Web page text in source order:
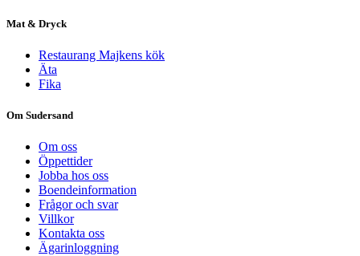
Mat & Dryck
Restaurang Majkens kök
Äta
Fika
Om Sudersand
Om oss
Öppettider
Jobba hos oss
Boendeinformation
Frågor och svar
Villkor
Kontakta oss
Ägarinloggning